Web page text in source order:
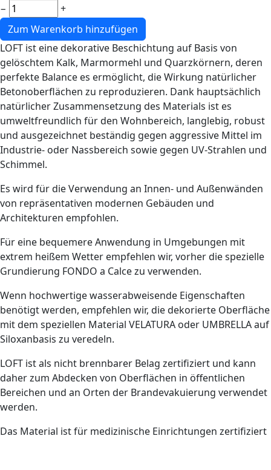
−
+
LOFT ist eine dekorative Beschichtung auf Basis von
gelöschtem Kalk, Marmormehl und Quarzkörnern, deren
perfekte Balance es ermöglicht, die Wirkung natürlicher
Betonoberflächen zu reproduzieren. Dank hauptsächlich
natürlicher Zusammensetzung des Materials ist es
umweltfreundlich für den Wohnbereich, langlebig, robust
und ausgezeichnet beständig gegen aggressive Mittel im
Industrie- oder Nassbereich sowie gegen UV-Strahlen und
Schimmel.
Es wird für die Verwendung an Innen- und Außenwänden
von repräsentativen modernen Gebäuden und
Architekturen empfohlen.
Für eine bequemere Anwendung in Umgebungen mit
extrem heißem Wetter empfehlen wir, vorher die spezielle
Grundierung FONDO a Calce zu verwenden.
Wenn hochwertige wasserabweisende Eigenschaften
benötigt werden, empfehlen wir, die dekorierte Oberfläche
mit dem speziellen Material VELATURA oder UMBRELLA auf
Siloxanbasis zu veredeln.
LOFT ist als nicht brennbarer Belag zertifiziert und kann
daher zum Abdecken von Oberflächen in öffentlichen
Bereichen und an Orten der Brandevakuierung verwendet
werden.
Das Material ist für medizinische Einrichtungen zertifiziert